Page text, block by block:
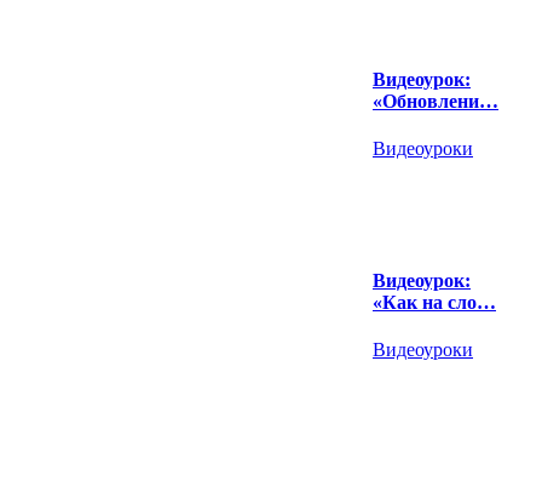
Видеоурок:
«Обновлени…
Видеоуроки
Видеоурок:
«Как на сло…
Видеоуроки